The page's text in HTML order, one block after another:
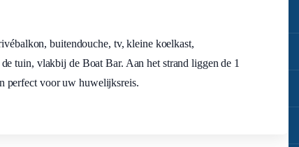
buitendouche, tv, kleine koelkast,
tuin, vlakbij de Boat Bar. Aan het strand liggen de 1
perfect voor uw huwelijksreis.